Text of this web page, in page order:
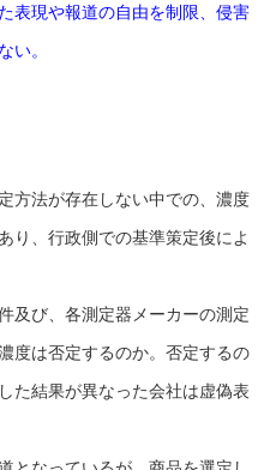
表現や報道の自由を制限、侵害
い。
方法が存在しない中での、濃度
り、行政側での基準策定後によ
及び、各測定器メーカーの測定
度は否定するのか。否定するの
た結果が異なった会社は虚偽表